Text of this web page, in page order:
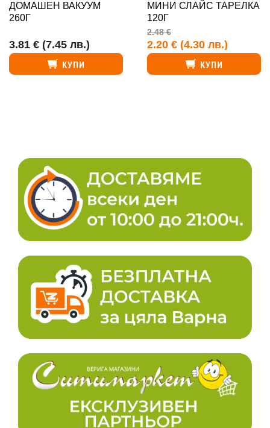
ДОМАШЕН ВАКУУМ
260Г
3.81 € (7.45 лв.)
КУПИ
МИНИ СЛАЙС ТАРЕЛКА
120Г
2.48 €
2.20 € (4.30 лв.)
КУПИ